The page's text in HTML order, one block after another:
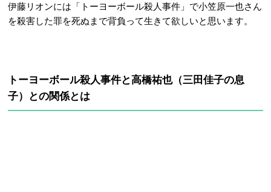
伊藤リオンには「トーヨーボール殺人事件」で小笠原一也さん
を殺害した罪を死ぬまで背負って生きて欲しいと思います。
トーヨーボール殺人事件と高橋祐也（三田佳子の息
子）との関係とは